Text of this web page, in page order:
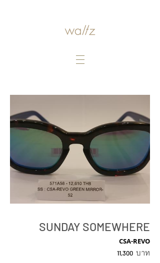
SUNDAY SOMEWHERE
CSA-REVO
11,300 บาท